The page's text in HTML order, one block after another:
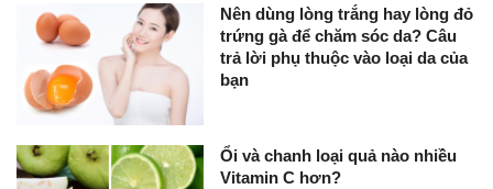
Nên dùng lòng trắng hay lòng đỏ
trứng gà để chăm sóc da? Câu
trả lời phụ thuộc vào loại da của
bạn
Ổi và chanh loại quả nào nhiều
Vitamin C hơn?